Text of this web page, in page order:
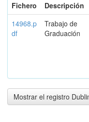
Fichero
Descripción
14968.p
df
Trabajo de
Graduación
Mostrar el registro